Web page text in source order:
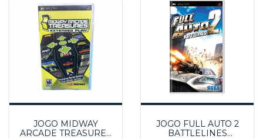
JOGO MIDWAY
ARCADE TREASURES
JOGO FULL AUTO 2
BATTLELINES